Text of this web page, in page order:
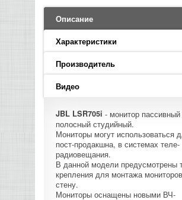
УСИЛИТЕЛИ
МИКШЕРЫ ЦИФРОВЫЕ
ЛИНЕЙНЫЕ МАССИВЫ
САБВУФЕРЫ ПАССИВНЫЕ
СЦЕНИЧЕСКИЕ МОНИТОРЫ
CD|DVD|FLASH|USB ПЛЕЕРЫ,
РЕКОРДЕРЫ
LED PAR
БАСОВЫЕ УСИЛИТЕЛИ И
ГИТАРНЫЕ ПРИНАДЛЕЖНОСТИ
КЛАВИШНЫЕ КОМБО
СТОЙКИ ДЛЯ КЛАВИШНЫХ
ПРЕАМПЫ И МИКРОФОННЫЕ
ПРОЦЕССОРЫ
ФЛЕЙТЫ
ПРОИГРЫВАТЕЛИ ВИНИЛА
ВИДЕО РЕКОРДЕРЫ
ВИДЕО КОНВЕРТЕРЫ
АКУСТИЧЕСКИЕ
ГРОМКОГОВОРИТЕЛИ
АНОНСЫ НОВИНОК
ИНФОРМАЦИЯ
КАК КУПИТЬ
ДОСТАВКА
ОПЛАТА
Описание
Характеристики
Производитель
Видео
JBL LSR705i - монитор
полосный студийный.
Мониторы могут использоваться
пост-продакшна, в системах
радиовещания.
В данной модели предусмотрены
крепления для монтажа
стену.
Мониторы оснащены новыми ВЧ-